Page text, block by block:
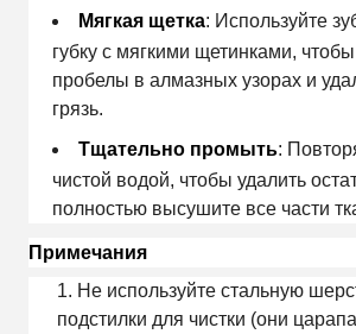
Мягкая щетка: Используйте
губку с мягкими щетинками,
пробелы в алмазных узорах и
грязь.
Тщательно промыть:
чистой водой, чтобы удалить
полностью высушите все части
Примечания
Не используйте стальную
подстилки для чистки (они